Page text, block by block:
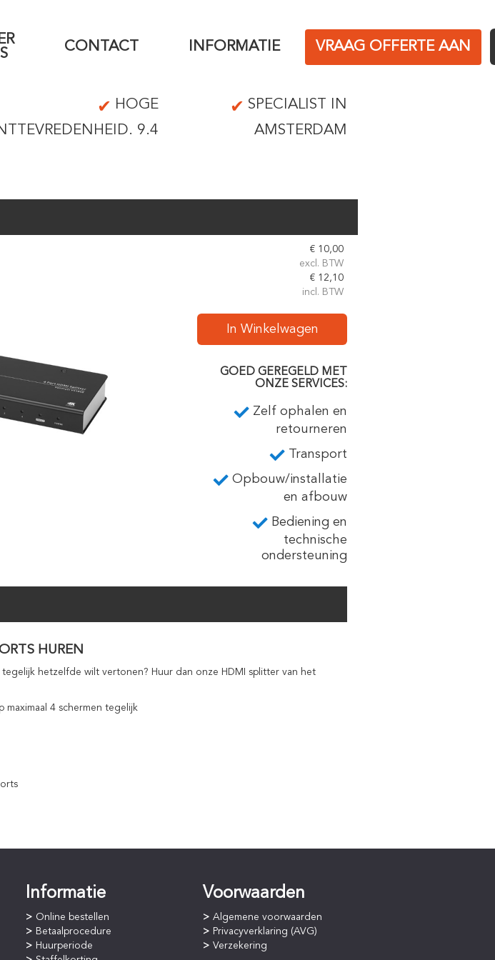
CONTACT INFORMATIE VRAAG OFFERTE AAN
HOGE
9.4
SPECIALIST IN
AMSTERDAM
€ 10,00
excl. BTW
€ 12,10
incl. BTW
In Winkelwagen
GOED GEREGELD MET
ONZE SERVICES:
Zelf ophalen en
retourneren
Transport
Opbouw/installatie
en afbouw
Bediening en
technische
ondersteuning
HUREN
hetzelfde wilt vertonen? Huur dan onze HDMI splitter van het
maximaal 4 schermen tegelijk
Informatie
Online bestellen
Betaalprocedure
Huurperiode
Voorwaarden
Algemene voorwaarden
Privacyverklaring (AVG)
Verzekering